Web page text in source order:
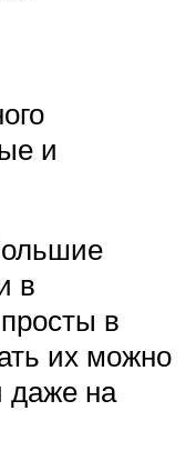
и
в
в
их можно
даже на